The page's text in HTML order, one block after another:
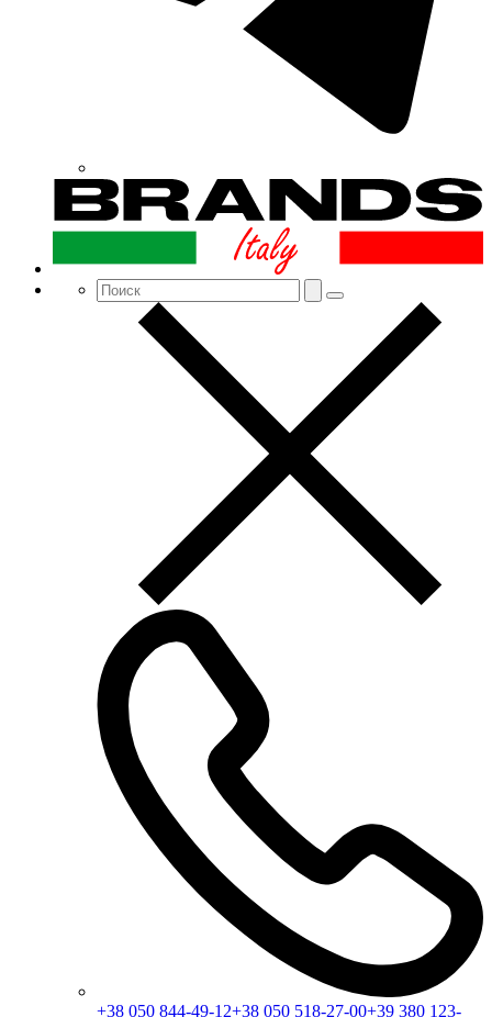
+38 050 844-49-12+38 050 518-27-00+39 380 123-